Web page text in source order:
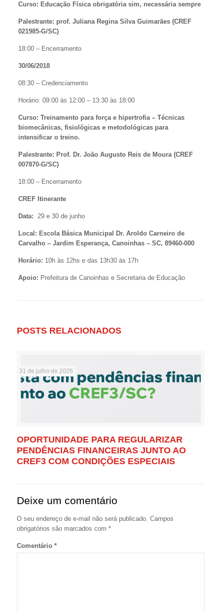
Curso: Educação Física obrigatória sim, necessária sempre
Palestrante: prof. Juliana Regina Silva Guimarães (CREF
021985-G/SC)
18:00 – Encerramento
30/06/2018
08:30 – Credenciamento
Horário: 09:00 às 12:00 – 13:30 às 18:00
Curso: Treinamento para força e hipertrofia – Técnicas
biomecânicas, fisiológicas e metodológicas para
intensificar o treino.
Palestrante: Prof. Dr. João Augusto Reis de Moura (CREF
007870-G/SC)
18:00 – Encerramento
CREF Itinerante
Data: 29 e 30 de junho
Local: Escola Básica Municipal Dr. Aroldo Carneiro de
Carvalho – Jardim Esperança, Canoinhas – SC, 89460-000
Horário: 10h às 12hs e das 13h30 às 17h
Apoio: Prefeitura de Canoinhas e Secretaria de Educação
POSTS RELACIONADOS
31 de julho de 2026
OPORTUNIDADE PARA REGULARIZAR
PENDÊNCIAS FINANCEIRAS JUNTO AO
CREF3 COM CONDIÇÕES ESPECIAIS
Deixe um comentário
O seu endereço de e-mail não será publicado. Campos
obrigatórios são marcados com *
Comentário *